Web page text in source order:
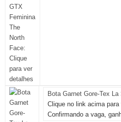
Bota Garnet Gore-Tex La
Clique no link acima
Confirmando a vaga,